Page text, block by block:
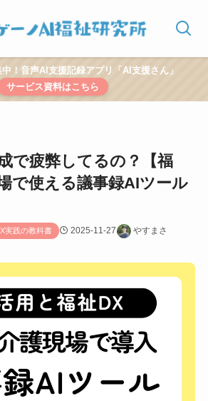
！音声AI支援記録アプリ「AI支援さん」
サービス資料はこちら
で疲弊してるの？【福
で使える議事録AIツール
実践の教科書 2025-11-27 やすまさ